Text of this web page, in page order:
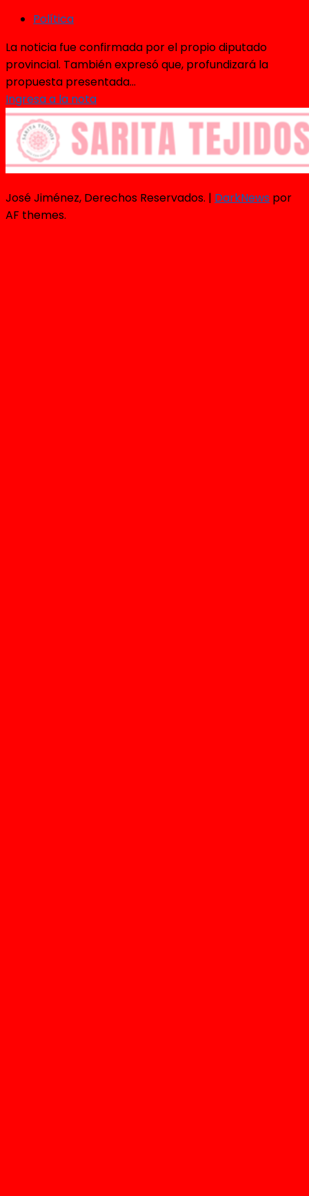
Política
La noticia fue confirmada por el propio diputado
provincial. También expresó que, profundizará la
propuesta presentada...
Ingresa a la nota
José Jiménez, Derechos Reservados. | DarkNews por
AF themes.